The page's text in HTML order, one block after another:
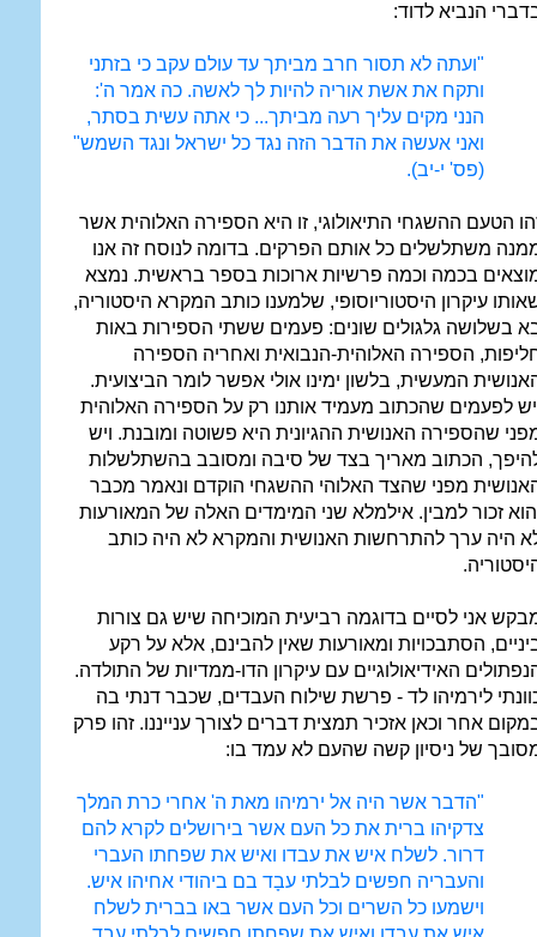
הנביא לדוד:
"ועתה לא תסור חרב מביתך עד עולם עקב כי בזתני
ותקח את אשת אוריה להיות לך לאשה. כה אמר ה':
הנני מקים עליך רעה מביתך... כי אתה עשית בסתר,
ואני אעשה את הדבר הזה נגד כל ישראל ונגד השמש"
(פס' י-יב).
הטעם ההשגחי התיאולוגי, זו היא הספירה האלוהית אשר
משתלשלים כל אותם הפרקים. בדומה לנוסח זה אנו
בכמה וכמה פרשיות ארוכות בספר בראשית. נמצא
עיקרון היסטוריוסופי, שלמענו כותב המקרא היסטוריה,
בשלושה גלגולים שונים: פעמים ששתי הספירות באות
הספירה האלוהית-הנבואית ואחריה הספירה
המעשית, בלשון ימינו אולי אפשר לומר הביצועית.
לפעמים שהכתוב מעמיד אותנו רק על הספירה האלוהית
שהספירה האנושית ההגיונית היא פשוטה ומובנת. ויש
הכתוב מאריך בצד של סיבה ומסובב בהשתלשלות
מפני שהצד האלוהי ההשגחי הוקדם ונאמר מכבר
זכור למבין. אילמלא שני המימדים האלה של המאורעות
היה ערך להתרחשות האנושית והמקרא לא היה כותב
אני לסיים בדוגמה רביעית המוכיחה שיש גם צורות
הסתבכויות ומאורעות שאין להבינם, אלא על רקע
האידיאולוגיים עם עיקרון הדו-ממדיות של התולדה.
לירמיהו לד - פרשת שילוח העבדים, שכבר דנתי בה
אחר וכאן אזכיר תמצית דברים לצורך ענייננו. זהו פרק
של ניסיון קשה שהעם לא עמד בו:
"הדבר אשר היה אל ירמיהו מאת ה' אחרי כרת המלך
צדקיהו ברית את כל העם אשר בירושלים לקרא להם
דרור. לשלח איש את עבדו ואיש את שפחתו העברי
והעבריה חפשים לבלתי עבָד בם ביהודי אחיהו איש.
וישמעו כל השרים וכל העם אשר באו בברית לשלח